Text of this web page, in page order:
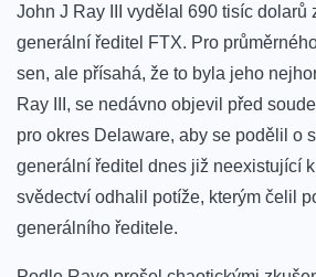
John J Ray III vydělal 690 tisíc dolarů
generální ředitel FTX. Pro
sen, ale přísahá, že to byla jeho
Ray III, se nedávno objevil před
pro okres Delaware, aby se podělil o
generální ředitel dnes již neexistující
svědectví odhalil potíže, kterým čelil
generálního ředitele.